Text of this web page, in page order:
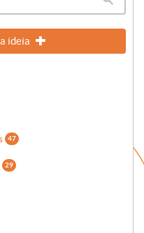
ideia
47
29